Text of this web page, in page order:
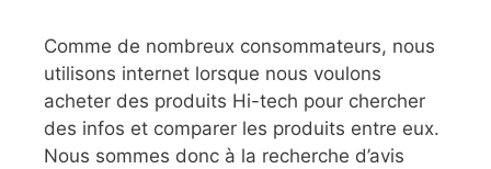
Comme de nombreux consommateurs, nous
utilisons internet lorsque nous voulons
acheter des produits Hi-tech pour chercher
des infos et comparer les produits entre eux.
Nous sommes donc à la recherche d’avis